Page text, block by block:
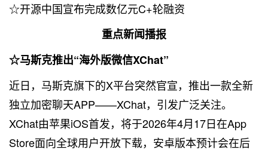
☆开源中国宣布完成数亿元C+轮融资
重点新闻播报
☆马斯克推出“海外版微信XChat”
近日，马斯克旗下的X平台突然官宣，推出一款全新
独立加密聊天APP——XChat，引发广泛关注。
XChat由苹果iOS首发，将于2026年4月17日在App
Store面向全球用户开放下载，安卓版本预计会在后